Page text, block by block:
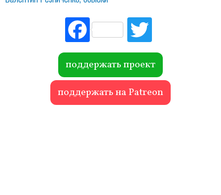
Fac
ebo
ok r
поддержать проект
поддержать на Patreon